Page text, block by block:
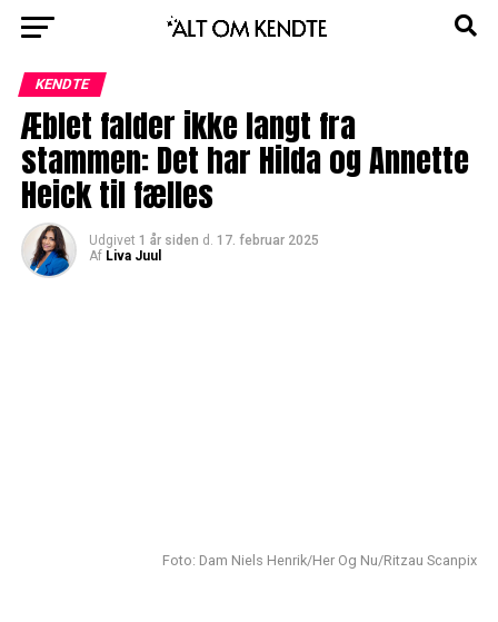
KENDTE
Æblet falder ikke langt fra
stammen: Det har Hilda og Annette
Heick til fælles
Udgivet 1 år siden d. 17. februar 2025
Af Liva Juul
Foto: Dam Niels Henrik/Her Og Nu/Ritzau Scanpix